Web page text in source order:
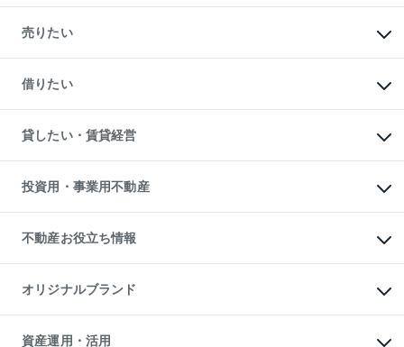
新築・分譲マンションの購入
中古マンションの購入
一戸建ての購入
中古一戸建ての購入
不動産購入の流れ
注目キーワード物件特集
購入ガイド
English 繁体中文簡体中文
売りたい
一戸建ての売却・査定
土地の売却・査定
スピードAI査定
不動産査定について
不動産売却の流れ
不動産買換えの流れ
売却ガイド
借りたい
オフィス・店舗の賃貸
借りるときの流れ
借りるガイド
貸したい・賃貸経営
マンション賃料データ
賃貸管理プラン
リロケーションについて
貸すガイド
投資用・事業用不動産
事業用不動産
マンション投資
投資用マンション
アパート経営
収益物件
ビル購入（ビル一棟）
不動産お役立ち情報
マンションライブラリー
人気マンションランキング
暮らしに役立つ不動産メディア
不動産相場・不動産価格情報
オリジナルブランド
一棟リノベーションマンション
資産運用・活用